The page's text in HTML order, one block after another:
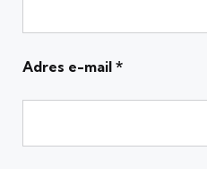
Adres e-mail *